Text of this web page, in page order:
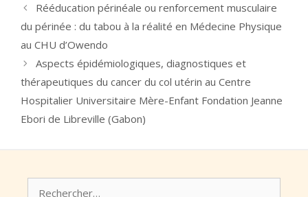
Rééducation périnéale ou renforcement musculaire
du périnée : du tabou à la réalité en Médecine Physique
au CHU d’Owendo
Aspects épidémiologiques, diagnostiques et
thérapeutiques du cancer du col utérin au Centre
Hospitalier Universitaire Mère-Enfant Fondation Jeanne
Ebori de Libreville (Gabon)